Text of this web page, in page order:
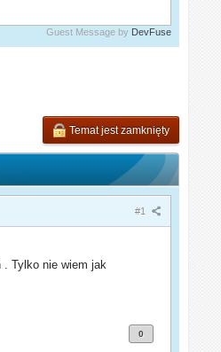
Guest Message by DevFuse
Temat jest zamknięty
#1
Tylko nie wiem jak
0